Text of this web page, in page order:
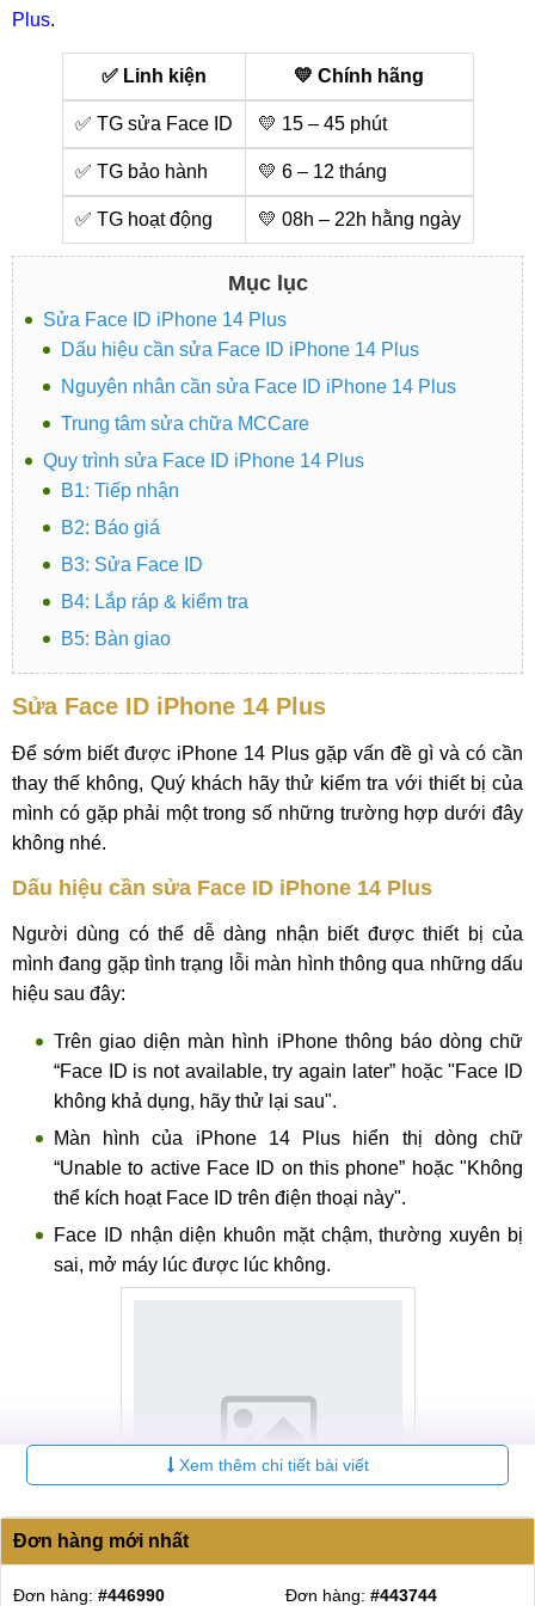
Plus.
✅ Linh kiện 💛 Chính hãng
✅ TG sửa Face ID 💛 15 – 45 phút
✅ TG bảo hành 💛 6 – 12 tháng
✅ TG hoạt động 💛 08h – 22h hằng ngày
Mục lục
Sửa Face ID iPhone 14 Plus
Dấu hiệu cần sửa Face ID iPhone 14 Plus
Nguyên nhân cần sửa Face ID iPhone 14 Plus
Trung tâm sửa chữa MCCare
Quy trình sửa Face ID iPhone 14 Plus
B1: Tiếp nhận
B2: Báo giá
B3: Sửa Face ID
B4: Lắp ráp & kiểm tra
B5: Bàn giao
Sửa Face ID iPhone 14 Plus
Để sớm biết được iPhone 14 Plus gặp vấn đề gì và có cần
thay thế không, Quý khách hãy thử kiểm tra với thiết bị của
mình có gặp phải một trong số những trường hợp dưới đây
không nhé.
Dấu hiệu cần sửa Face ID iPhone 14 Plus
Người dùng có thể dễ dàng nhận biết được thiết bị của
mình đang gặp tình trạng lỗi màn hình thông qua những dấu
hiệu sau đây:
Trên giao diện màn hình iPhone thông báo dòng chữ
“Face ID is not available, try again later” hoặc "Face ID
không khả dụng, hãy thử lại sau".
Màn hình của iPhone 14 Plus hiển thị dòng chữ
“Unable to active Face ID on this phone” hoặc "Không
thể kích hoạt Face ID trên điện thoại này".
Face ID nhận diện khuôn mặt chậm, thường xuyên bị
sai, mở máy lúc được lúc không.
Xem thêm chi tiết bài viết
Đơn hàng mới nhất
Đơn hàng:#440360
Đơn hàng:#438665